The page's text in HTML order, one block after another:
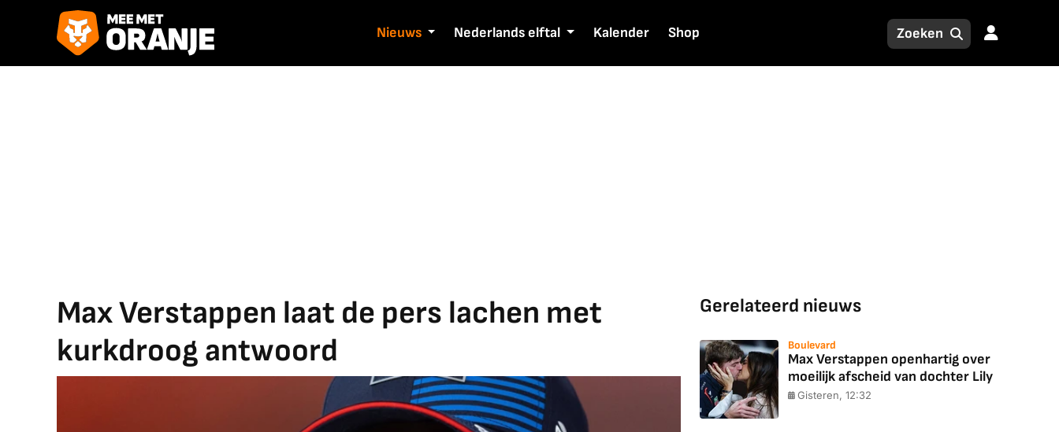
Nieuws Nederlands elftal Kalender Shop
Max Verstappen laat de pers lachen met
kurkdroog antwoord
Gerelateerd nieuws
Boulevard
Max Verstappen openhartig over
moeilijk afscheid van dochter Lily
Gisteren, 12:32